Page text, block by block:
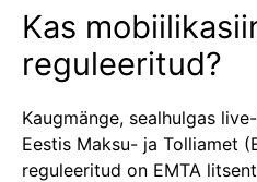
Kas
reguleeritud?
Kaugmänge, sealhulgas
Eestis Maksu- ja Tolliamet
reguleeritud on EMTA